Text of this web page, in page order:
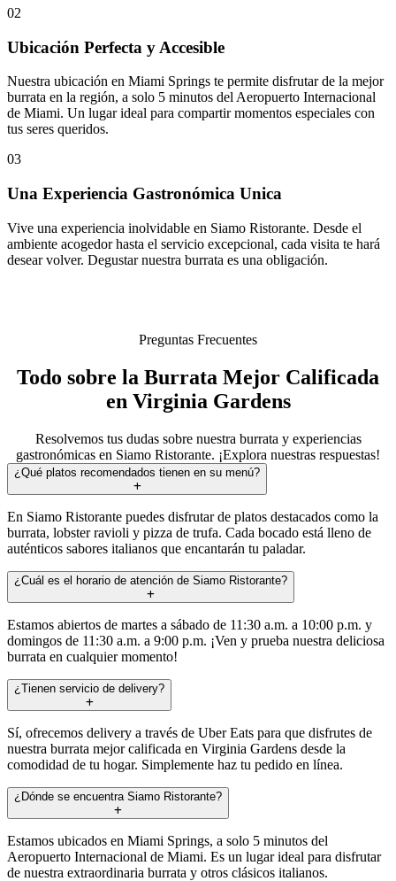
02
Ubicación Perfecta y Accesible
Nuestra ubicación en Miami Springs te permite disfrutar de la mejor
burrata en la región, a solo 5 minutos del Aeropuerto Internacional
de Miami. Un lugar ideal para compartir momentos especiales con
tus seres queridos.
03
Una Experiencia Gastronómica Unica
Vive una experiencia inolvidable en Siamo Ristorante. Desde el
ambiente acogedor hasta el servicio excepcional, cada visita te hará
desear volver. Degustar nuestra burrata es una obligación.
Preguntas Frecuentes
Todo sobre la Burrata Mejor Calificada
en Virginia Gardens
Resolvemos tus dudas sobre nuestra burrata y experiencias
gastronómicas en Siamo Ristorante. ¡Explora nuestras respuestas!
¿Qué platos recomendados tienen en su menú?
En Siamo Ristorante puedes disfrutar de platos destacados como la
burrata, lobster ravioli y pizza de trufa. Cada bocado está lleno de
auténticos sabores italianos que encantarán tu paladar.
¿Cuál es el horario de atención de Siamo Ristorante?
Estamos abiertos de martes a sábado de 11:30 a.m. a 10:00 p.m. y
domingos de 11:30 a.m. a 9:00 p.m. ¡Ven y prueba nuestra deliciosa
burrata en cualquier momento!
¿Tienen servicio de delivery?
Sí, ofrecemos delivery a través de Uber Eats para que disfrutes de
nuestra burrata mejor calificada en Virginia Gardens desde la
comodidad de tu hogar. Simplemente haz tu pedido en línea.
¿Dónde se encuentra Siamo Ristorante?
Estamos ubicados en Miami Springs, a solo 5 minutos del
Aeropuerto Internacional de Miami. Es un lugar ideal para disfrutar
de nuestra extraordinaria burrata y otros clásicos italianos.